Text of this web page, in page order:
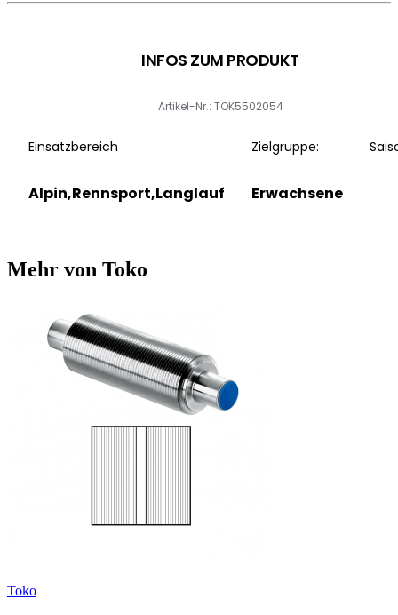
INFOS ZUM PRODUKT
Artikel-Nr.: TOK5502054
Einsatzbereich
Alpin,Rennsport,Langlauf
Zielgruppe:
Erwachsene
Mehr von Toko
Toko